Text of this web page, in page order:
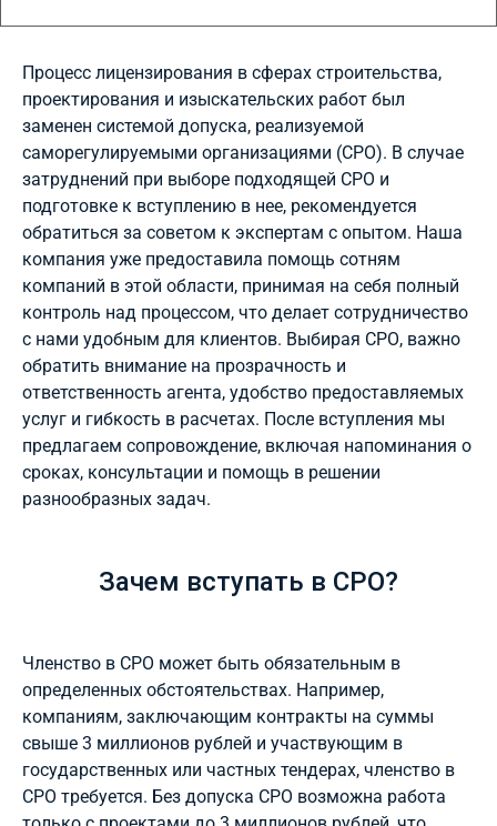
Процесс лицензирования в сферах строительства,
проектирования и изыскательских работ был
заменен системой допуска, реализуемой
саморегулируемыми организациями (СРО). В случае
затруднений при выборе подходящей СРО и
подготовке к вступлению в нее, рекомендуется
обратиться за советом к экспертам с опытом. Наша
компания уже предоставила помощь сотням
компаний в этой области, принимая на себя полный
контроль над процессом, что делает сотрудничество
с нами удобным для клиентов. Выбирая СРО, важно
обратить внимание на прозрачность и
ответственность агента, удобство предоставляемых
услуг и гибкость в расчетах. После вступления мы
предлагаем сопровождение, включая напоминания о
сроках, консультации и помощь в решении
разнообразных задач.
Зачем вступать в СРО?
Членство в СРО может быть обязательным в
определенных обстоятельствах. Например,
компаниям, заключающим контракты на суммы
свыше 3 миллионов рублей и участвующим в
государственных или частных тендерах, членство в
СРО требуется. Без допуска СРО возможна работа